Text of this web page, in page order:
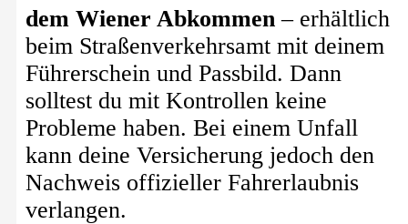
dem Wiener Abkommen – erhältlich
beim Straßenverkehrsamt mit deinem
Führerschein und Passbild. Dann
solltest du mit Kontrollen keine
Probleme haben. Bei einem Unfall
kann deine Versicherung jedoch den
Nachweis offizieller Fahrerlaubnis
verlangen.